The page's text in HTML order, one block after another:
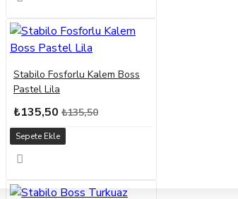
Stabilo Fosforlu Kalem Boss
Pastel Lila
₺135,50 ₺135,50
Sepete Ekle